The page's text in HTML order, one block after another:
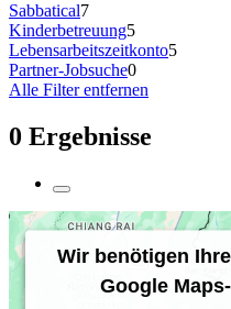
Sabbatical7
Kinderbetreuung5
Lebensarbeitszeitkonto5
Partner-Jobsuche0
Alle Filter entfernen
0 Ergebnisse
Wir benötigen
Google